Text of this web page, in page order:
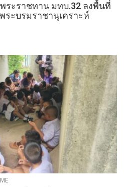
ระราชทาน มทบ.32 ลงพื้นที่
ระบรมราชานุเคราะห์